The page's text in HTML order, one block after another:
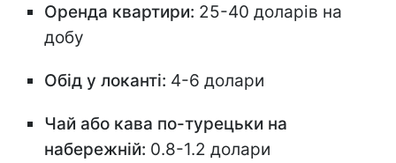
Оренда квартири: 25-40 доларів на
добу
Обід у локанті: 4-6 долари
Чай або кава по-турецьки на
набережній: 0.8-1.2 долари